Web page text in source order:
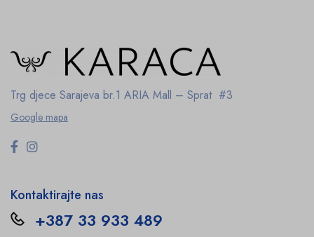
Trg djece Sarajeva br.1 ARIA Mall – Sprat #3
Google mapa
Kontaktirajte nas
+387 33 933 489